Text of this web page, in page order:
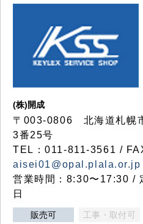
(株)開成
〒003-0806 北海道札幌
3番25号
TEL：011-811-3561 /
aisei01@opal.plala.or.jp
営業時間：8:30〜17:30 /
日
販売可 工事・取付可